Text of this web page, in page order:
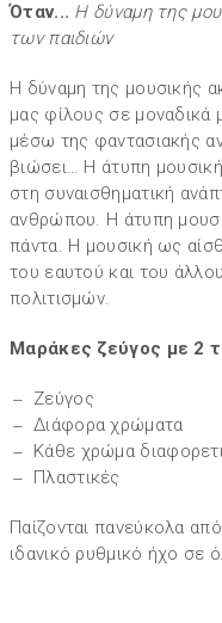
Όταν... Η δύναμη της
των παιδιών
Η δύναµη της µουσικής
µας φίλους σε µοναδικά
µέσω της φαντασιακής
βιώσει… Η άτυπη
στη συναισθηµατική
ανθρώπου. Η άτυπη
πάντα. Η µουσική ως
του εαυτού και του
πολιτισµών.
Μαράκες ζεύγος με 2
Ζεύγος
Διάφορα χρώματα
Κάθε χρώμα
Πλαστικές
Παίζονται πανεύκολα
ιδανικό ρυθμικό ήχο σε